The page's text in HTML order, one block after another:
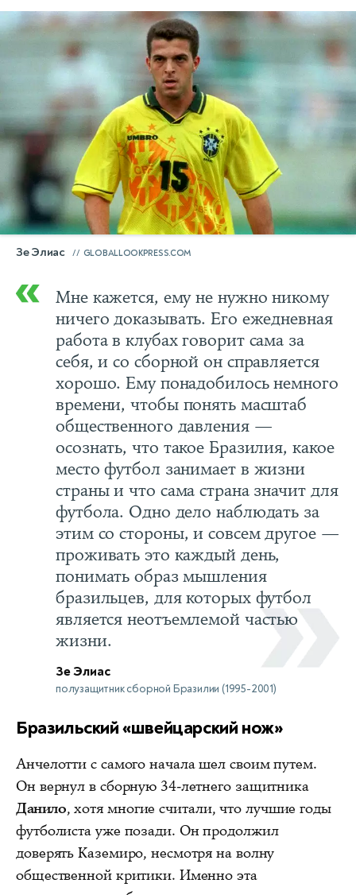
Зе Элиас GLOBALLOOKPRESS.COM
Мне кажется, ему не нужно никому
ничего доказывать. Его ежедневная
работа в клубах говорит сама за
себя, и со сборной он справляется
хорошо. Ему понадобилось немного
времени, чтобы понять масштаб
общественного давления —
осознать, что такое Бразилия, какое
место футбол занимает в жизни
страны и что сама страна значит для
футбола. Одно дело наблюдать за
этим со стороны, и совсем другое —
проживать это каждый день,
понимать образ мышления
бразильцев, для которых футбол
является неотъемлемой частью
жизни.
Зе Элиас
полузащитник сборной Бразилии (1995-2001)
Бразильский «швейцарский нож»
Анчелотти с самого начала шел своим путем.
Он вернул в сборную 34-летнего защитника
Данило, хотя многие считали, что лучшие годы
футболиста уже позади. Он продолжил
доверять Каземиро, несмотря на волну
общественной критики. Именно эта